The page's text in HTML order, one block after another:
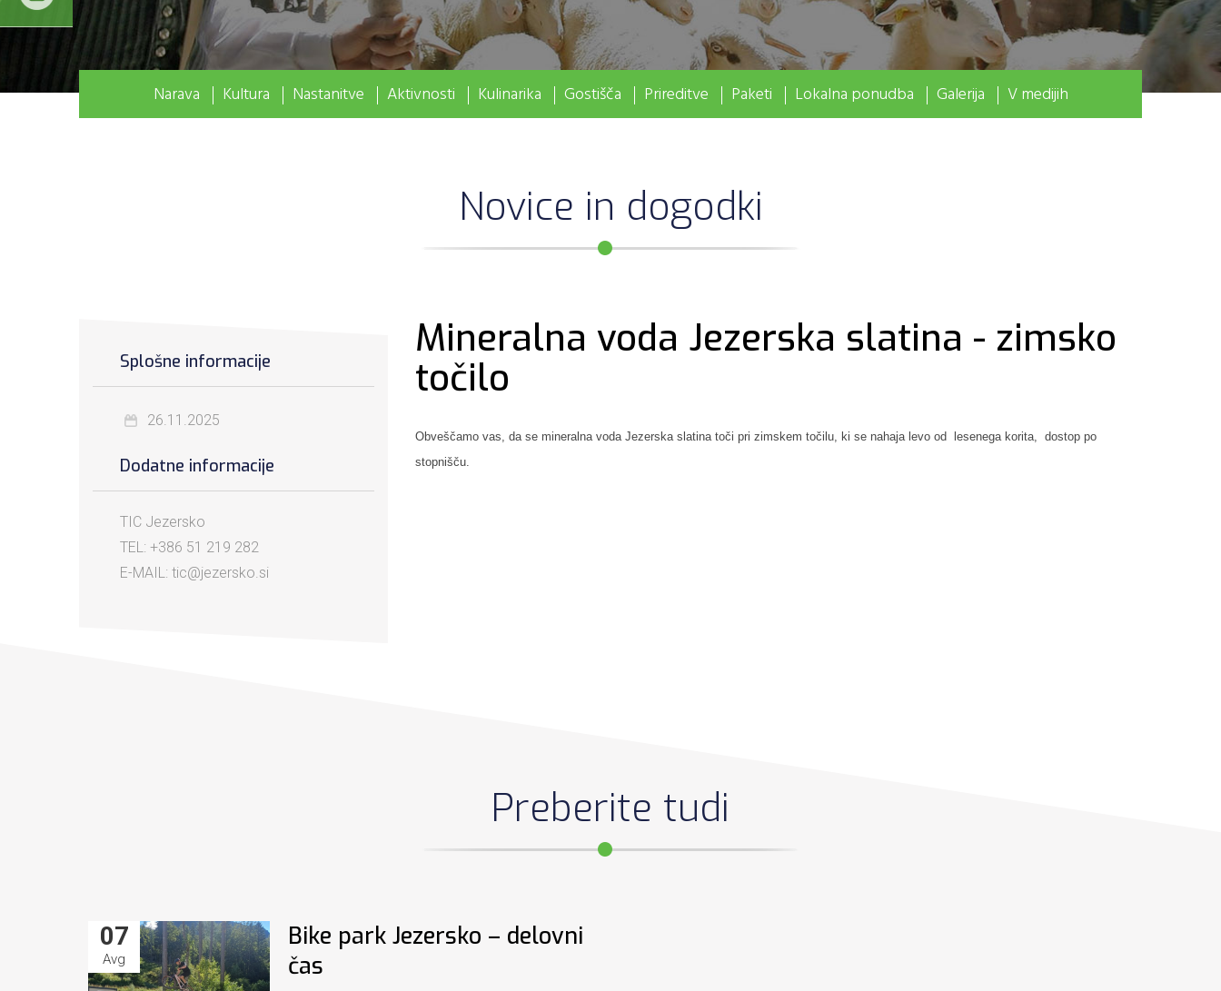
Narava Kultura Nastanitve Aktivnosti Kulinarika Gostišča Prireditve Paketi Lokalna ponudba Galerija V medijih
Novice in dogodki
Splošne informacije
26.11.2025
Dodatne informacije
TIC Jezersko
TEL: +386 51 219 282
E-MAIL: tic@jezersko.si
Mineralna voda Jezerska slatina - zimsko
točilo
Obveščamo vas, da se mineralna voda Jezerska slatina toči pri zimskem točilu, ki se nahaja levo od lesenega korita, dostop po
stopnišču.
Preberite tudi
07
Avg
Bike park Jezersko – delovni
čas